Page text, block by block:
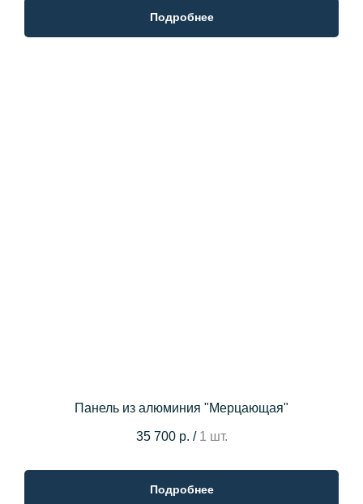
Подробнее
Панель из алюминия "Мерцающая"
35 700 р. / 1 шт.
Подробнее